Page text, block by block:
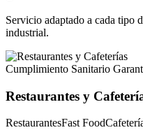
Servicio adaptado a cada tipo
industrial.
Cumplimiento Sanitario
Restaurantes y
RestaurantesFast Food